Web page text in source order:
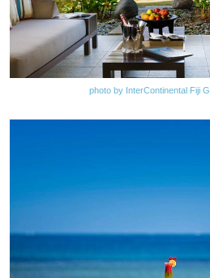
photo by InterContinental Fiji